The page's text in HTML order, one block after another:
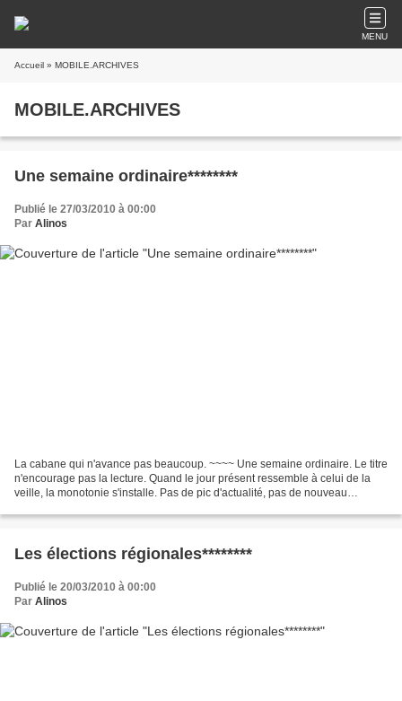
MENU
Accueil » MOBILE.ARCHIVES
MOBILE.ARCHIVES
Une semaine ordinaire********
Publié le 27/03/2010 à 00:00
Par Alinos
La cabane qui n'avance pas beaucoup. ~~~~ Une semaine ordinaire. Le titre
n'encourage pas la lecture. Quand le jour présent ressemble à celui de la
veille, la monotonie s'installe. Pas de pic d'actualité, pas de nouveau
Les élections régionales********
Publié le 20/03/2010 à 00:00
Par Alinos